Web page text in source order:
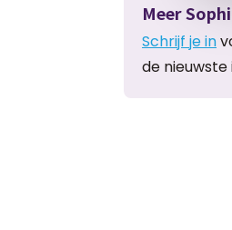
Meer
Schrijf je in
de